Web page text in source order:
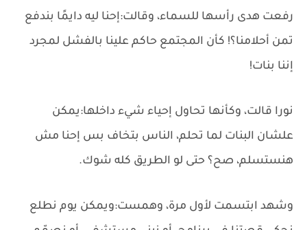
رفعت هدى رأسها للسماء، وقالت:إحنا ليه دايمًا بندفع
تمن أحلامنا؟! كأن المجتمع حاكم علينا بالفشل لمجرد
إننا بنات!
نورا قالت، وكأنها تحاول إحياء شيء داخلها:يمكن
علشان البنات لما تحلم، الناس بتخاف بس إحنا مش
هنستسلم، صح؟ حتى لو الطريق كله شوك.
وشهد ابتسمت لأول مرة، وهمست:ويمكن يوم نطلع